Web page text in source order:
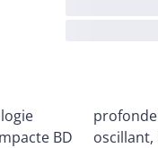
BD
en